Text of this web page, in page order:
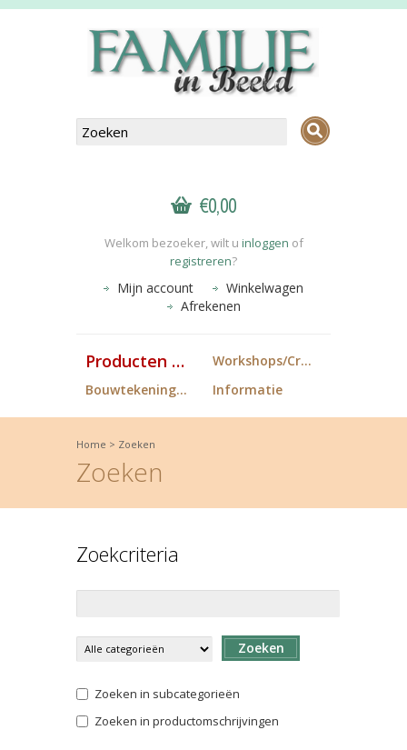
€0,00
Welkom bezoeker, wilt u inloggen of
registreren?
Mijn account
Winkelwagen
Afrekenen
Producten FiB
Workshops/Cropdagen
Bouwtekeningen
Informatie
Home > Zoeken
Zoeken
Zoekcriteria
Zoeken
Zoeken in subcategorieën
Zoeken in productomschrijvingen